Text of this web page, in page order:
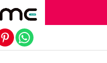
version